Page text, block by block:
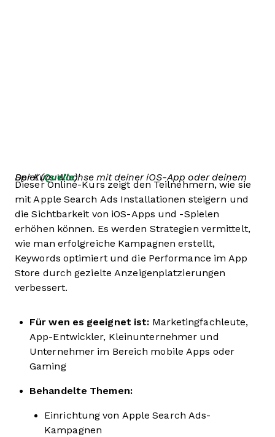
Der Kurs Wachse mit deiner iOS-App oder deinem Spiel (Quelle)
Dieser Online-Kurs zeigt den Teilnehmern, wie sie
mit Apple Search Ads Installationen steigern und
die Sichtbarkeit von iOS-Apps und -Spielen
erhöhen können. Es werden Strategien vermittelt,
wie man erfolgreiche Kampagnen erstellt,
Keywords optimiert und die Performance im App
Store durch gezielte Anzeigenplatzierungen
verbessert.
Für wen es geeignet ist: Marketingfachleute,
App-Entwickler, Kleinunternehmer und
Unternehmer im Bereich mobile Apps oder
Gaming
Behandelte Themen:
Einrichtung von Apple Search Ads-
Kampagnen